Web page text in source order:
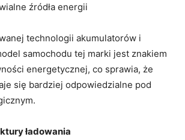
źródła energii
technologii akumulatorów i
samochodu tej marki jest znakiem
energetycznej, co sprawia, że
się bardziej odpowiedzialne pod
ładowania